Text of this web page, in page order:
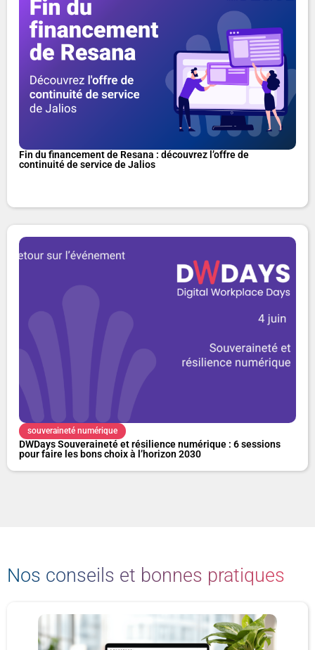
Fin du financement de Resana : découvrez l’offre de
continuité de service de Jalios
souveraineté numérique
DWDays Souveraineté et résilience numérique : 6 sessions
pour faire les bons choix à l’horizon 2030
Nos conseils et bonnes pratiques
g
g
a
g
a
g
a
g
a
g